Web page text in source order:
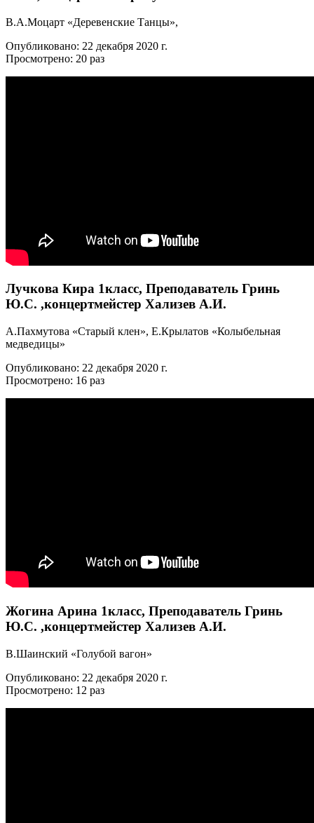
В.А.Моцарт «Деревенские Танцы»,
Опубликовано: 22 декабря 2020 г.
Просмотрено: 20 раз
Лучкова Кира 1класс, Преподаватель Гринь
Ю.С. ,концертмейстер Хализев А.И.
А.Пахмутова «Старый клен», Е.Крылатов «Колыбельная
медведицы»
Опубликовано: 22 декабря 2020 г.
Просмотрено: 16 раз
Жогина Арина 1класс, Преподаватель Гринь
Ю.С. ,концертмейстер Хализев А.И.
В.Шаинский «Голубой вагон»
Опубликовано: 22 декабря 2020 г.
Просмотрено: 12 раз